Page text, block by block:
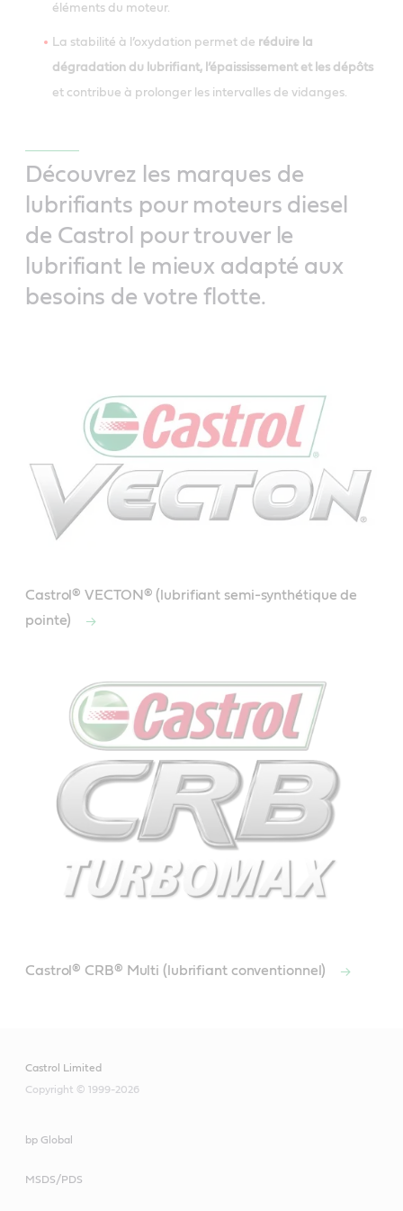
éléments du moteur.
La stabilité à l’oxydation permet de réduire la
dégradation du lubrifiant, l’épaississement et les dépôts
et contribue à prolonger les intervalles de vidanges.
Découvrez les marques de
lubrifiants pour moteurs diesel
de Castrol pour trouver le
lubrifiant le mieux adapté aux
besoins de votre flotte.
Castrol® VECTON® (lubrifiant semi-synthétique de
pointe)
Castrol® CRB® Multi (lubrifiant conventionnel)
Castrol Limited
Copyright © 1999-2026
bp Global
MSDS/PDS